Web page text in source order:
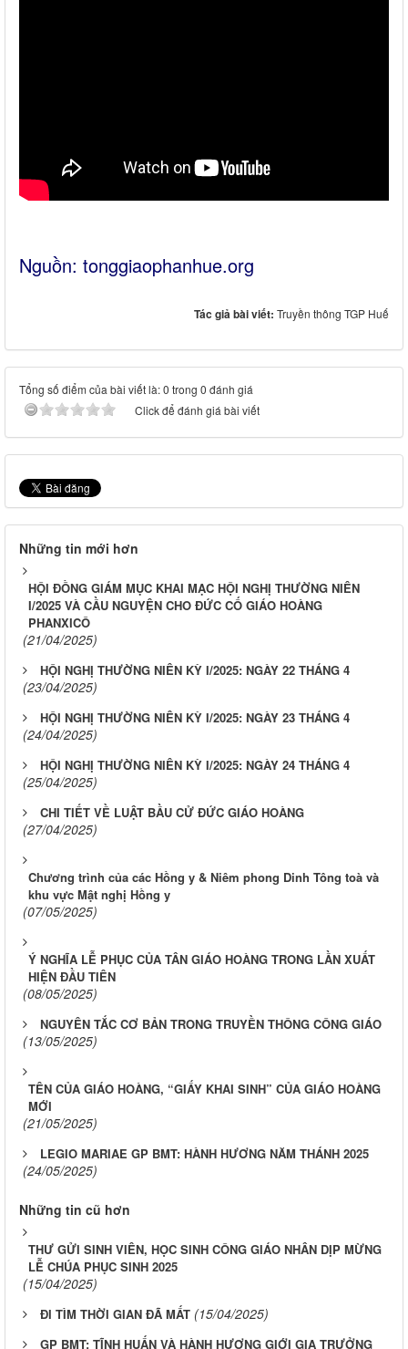
Nguồn: tonggiaophanhue.org
Tác giả bài viết: Truyền thông TGP Huế
Tổng số điểm của bài viết là: 0 trong 0 đánh giá
Click để đánh giá bài viết
Những tin mới hơn
HỘI ĐỒNG GIÁM MỤC KHAI MẠC HỘI NGHỊ THƯỜNG NIÊN
I/2025 VÀ CẦU NGUYỆN CHO ĐỨC CỐ GIÁO HOÀNG
PHANXICÔ
(21/04/2025)
HỘI NGHỊ THƯỜNG NIÊN KỲ I/2025: NGÀY 22 THÁNG 4
(23/04/2025)
HỘI NGHỊ THƯỜNG NIÊN KỲ I/2025: NGÀY 23 THÁNG 4
(24/04/2025)
HỘI NGHỊ THƯỜNG NIÊN KỲ I/2025: NGÀY 24 THÁNG 4
(25/04/2025)
CHI TIẾT VỀ LUẬT BẦU CỬ ĐỨC GIÁO HOÀNG
(27/04/2025)
Chương trình của các Hồng y & Niêm phong Dinh Tông toà và
khu vực Mật nghị Hồng y
(07/05/2025)
Ý NGHĨA LỄ PHỤC CỦA TÂN GIÁO HOÀNG TRONG LẦN XUẤT
HIỆN ĐẦU TIÊN
(08/05/2025)
NGUYÊN TẮC CƠ BẢN TRONG TRUYỀN THÔNG CÔNG GIÁO
(13/05/2025)
TÊN CỦA GIÁO HOÀNG, “GIẤY KHAI SINH” CỦA GIÁO HOÀNG
MỚI
(21/05/2025)
LEGIO MARIAE GP BMT: HÀNH HƯƠNG NĂM THÁNH 2025
(24/05/2025)
Những tin cũ hơn
THƯ GỬI SINH VIÊN, HỌC SINH CÔNG GIÁO NHÂN DỊP MỪNG
LỄ CHÚA PHỤC SINH 2025
(15/04/2025)
ĐI TÌM THỜI GIAN ĐÃ MẤT (15/04/2025)
GP BMT: TĨNH HUẤN VÀ HÀNH HƯƠNG GIỚI GIA TRƯỞNG